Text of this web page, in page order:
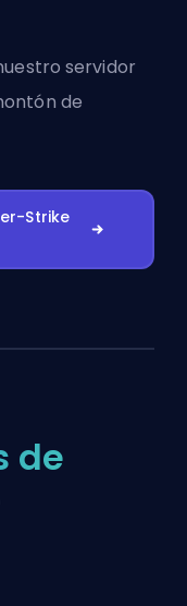
servidor
de
Strike
de